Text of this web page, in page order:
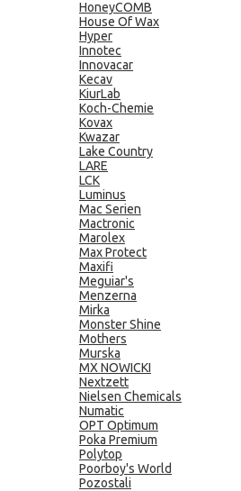
HoneyCOMB
House Of Wax
Hyper
Innotec
Innovacar
Kecav
KiurLab
Koch-Chemie
Kovax
Kwazar
Lake Country
LARE
LCK
Luminus
Mac Serien
Mactronic
Marolex
Max Protect
Maxifi
Meguiar's
Menzerna
Mirka
Monster Shine
Mothers
Murska
MX NOWICKI
Nextzett
Nielsen Chemicals
Numatic
OPT Optimum
Poka Premium
Polytop
Poorboy's World
Pozostali